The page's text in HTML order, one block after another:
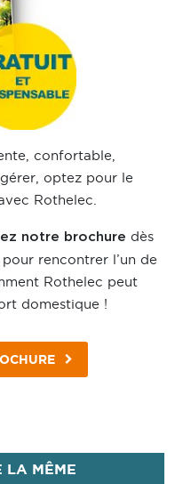
confortable,
optez pour le
Rothelec.
notre brochure dès
rencontrer l’un de
Rothelec peut
domestique !
LA MÊME